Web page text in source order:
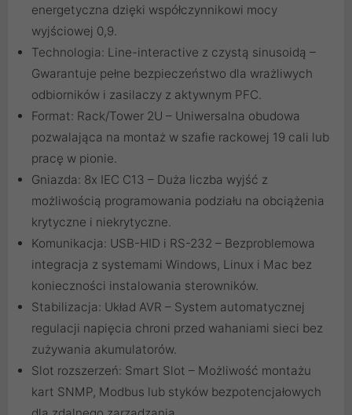
energetyczna dzięki współczynnikowi mocy
wyjściowej 0,9.
Technologia: Line-interactive z czystą sinusoidą –
Gwarantuje pełne bezpieczeństwo dla wrażliwych
odbiorników i zasilaczy z aktywnym PFC.
Format: Rack/Tower 2U – Uniwersalna obudowa
pozwalająca na montaż w szafie rackowej 19 cali lub
pracę w pionie.
Gniazda: 8x IEC C13 – Duża liczba wyjść z
możliwością programowania podziału na obciążenia
krytyczne i niekrytyczne.
Komunikacja: USB-HID i RS-232 – Bezproblemowa
integracja z systemami Windows, Linux i Mac bez
konieczności instalowania sterowników.
Stabilizacja: Układ AVR – System automatycznej
regulacji napięcia chroni przed wahaniami sieci bez
zużywania akumulatorów.
Slot rozszerzeń: Smart Slot – Możliwość montażu
kart SNMP, Modbus lub styków bezpotencjałowych